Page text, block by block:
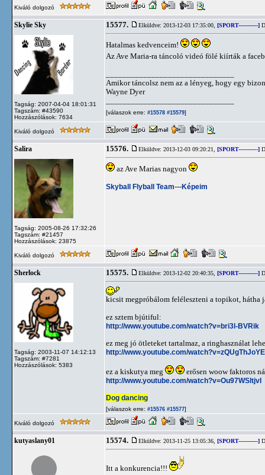
Kiváló dolgozó
Skylie Sky
Tagság: 2007-04-04 18:01:31
Tagszám: #43590
Hozzászólások: 7634
15577. Elküldve: 2013-12-03 17:35:00, [SPORT-----------]
Hatalmas kedvenceim!
Az Ave Maria-ra táncoló videó fölé kiírták a
Amikor táncolsz nem az a lényeg, hogy egy
Wayne Dyer
[válaszok erre: #15578 #15579]
Kiváló dolgozó
Salira
Tagság: 2005-08-26 17:32:26
Tagszám: #21457
Hozzászólások: 23875
15576. Elküldve: 2013-12-03 09:20:21, [SPORT-----------]
az Ave Marias nagyon
Skyball Flyball Team---Képeim
Kiváló dolgozó
Sherlock
Tagság: 2003-11-07 14:12:13
Tagszám: #7281
Hozzászólások: 5383
15575. Elküldve: 2013-12-02 20:40:35, [SPORT-----------]
kicsit megpróbálom feléleszteni a topikot, hátha
ez sztem bjútiful:
http://www.youtube.com/watch?v=bri3l-BVRik
ez meg jó ötleteket tartalmaz, a ringhasználat
http://www.youtube.com/
ez a kiskutya meg
erősen woow faktoros
http://www.youtube.com/watch?v=Ou97WSltjvI
Dog dancing
[válaszok erre: #15576 #15577]
Kiváló dolgozó
kutyaslany01 15574. Elküldve: 2013-11-25 13:05:36, [SPORT-----------]
Itt a konkurencia!!!